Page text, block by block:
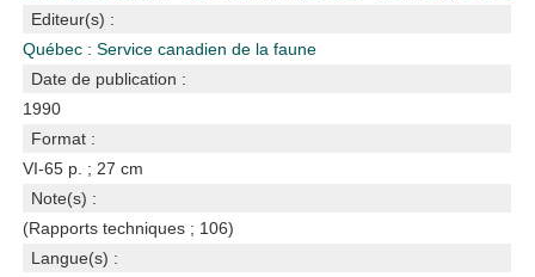
Editeur(s) :
Québec : Service canadien de la faune
Date de publication :
1990
Format :
VI-65 p. ; 27 cm
Note(s) :
(Rapports techniques ; 106)
Langue(s) :